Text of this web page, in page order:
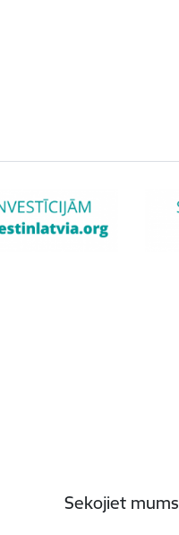
Sekojiet mums